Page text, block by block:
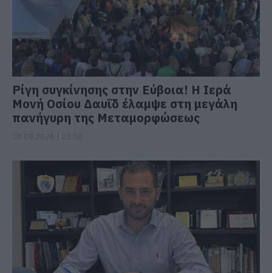
Ρίγη συγκίνησης στην Εύβοια! Η Ιερά
Μονή Οσίου Δαυΐδ έλαμψε στη μεγάλη
πανήγυρη της Μεταμορφώσεως